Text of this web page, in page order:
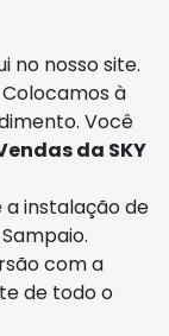
no nosso site.
à
Você
da SKY
instalação de
com a
de todo o